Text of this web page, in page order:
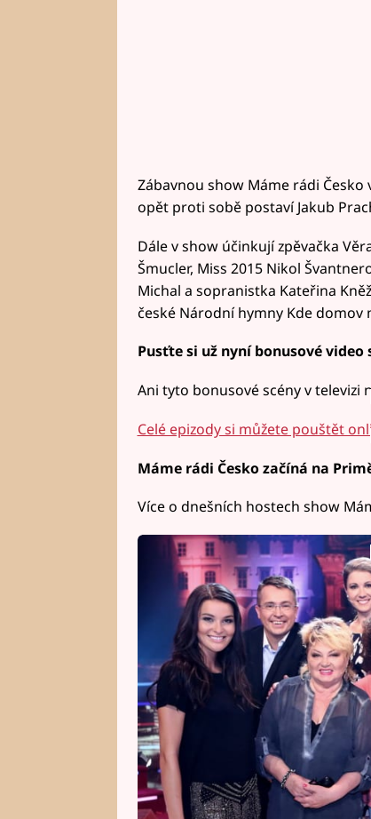
Zábavnou show Máme rádi
opět proti sobě postaví Jakub
Dále v show účinkují zpěvačka
Šmucler, Miss 2015 Nikol
Michal a sopranistka Kateřina
české Národní hymny Kde domov
Pusťte si už nyní bonusové
Ani tyto bonusové scény v televizi
Celé epizody si můžete pouštět
Máme rádi Česko začíná na
Více o dnešních hostech show